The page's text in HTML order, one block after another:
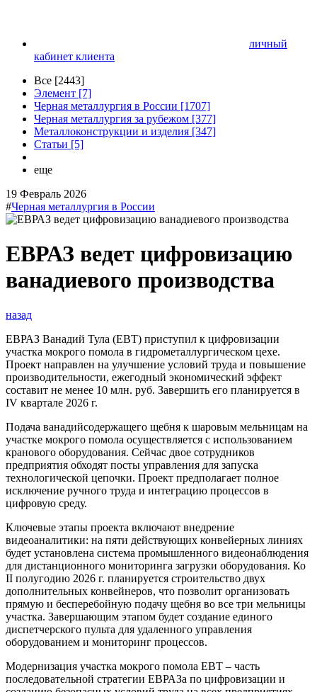
личный
кабинет клиента
Все [2443]
Элемент [7]
Черная металлургия в России [1707]
Черная металлургия за рубежом [377]
Металлоконструкции и изделия [347]
Статьи [5]
еще
19 Февраль 2026
#Черная металлургия в России
ЕВРАЗ ведет цифровизацию
ванадиевого производства
назад
ЕВРАЗ Ванадий Тула (ЕВТ) приступил к цифровизации
участка мокрого помола в гидрометаллургическом цехе.
Проект направлен на улучшение условий труда и повышение
производительности, ежегодный экономический эффект
составит не менее 10 млн. руб. Завершить его планируется в
IV квартале 2026 г.
Подача ванадийсодержащего щебня к шаровым мельницам на
участке мокрого помола осуществляется с использованием
кранового оборудования. Сейчас двое сотрудников
предприятия обходят посты управления для запуска
технологической цепочки. Проект предполагает полное
исключение ручного труда и интеграцию процессов в
цифровую среду.
Ключевые этапы проекта включают внедрение
видеоаналитики: на пяти действующих конвейерных линиях
будет установлена система промышленного видеонаблюдения
для дистанционного мониторинга загрузки оборудования. Ко
II полугодию 2026 г. планируется строительство двух
дополнительных конвейнеров, что позволит организовать
прямую и бесперебойную подачу щебня во все три мельницы
участка. Завершающим этапом будет создание единого
диспетчерского пульта для удаленного управления
оборудованием и мониторинг процессов.
Модернизация участка мокрого помола ЕВТ – часть
последовательной стратегии ЕВРАЗа по цифровизации и